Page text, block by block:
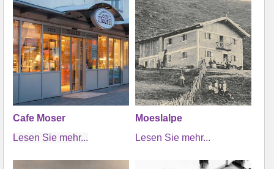
Cafe Moser
Lesen Sie mehr...
Moeslalpe
Lesen Sie mehr...